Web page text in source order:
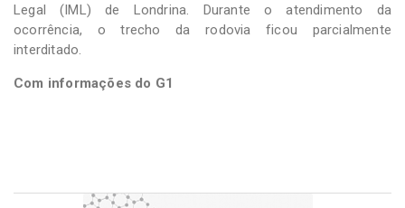
Legal (IML) de Londrina. Durante o atendimento da
ocorrência, o trecho da rodovia ficou parcialmente
interditado.
Com informações do G1